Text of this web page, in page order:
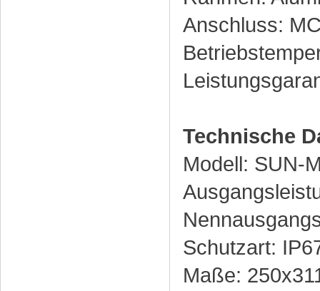
Anschluss:
Technische
Modell: SUN-
Schutzart:
Maße: